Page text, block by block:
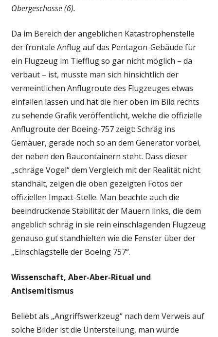
Obergeschosse (6).
Da im Bereich der angeblichen Katastrophenstelle
der frontale Anflug auf das Pentagon-Gebäude für
ein Flugzeug im Tiefflug so gar nicht möglich – da
verbaut – ist, musste man sich hinsichtlich der
vermeintlichen Anflugroute des Flugzeuges etwas
einfallen lassen und hat die hier oben im Bild rechts
zu sehende Grafik veröffentlicht, welche die offizielle
Anflugroute der Boeing-757 zeigt: Schräg ins
Gemäuer, gerade noch so an dem Generator vorbei,
der neben den Baucontainern steht. Dass dieser
„schräge Vogel“ dem Vergleich mit der Realität nicht
standhält, zeigen die oben gezeigten Fotos der
offiziellen Impact-Stelle. Man beachte auch die
beeindruckende Stabilität der Mauern links, die dem
angeblich schräg in sie rein einschlagenden Flugzeug
genauso gut standhielten wie die Fenster über der
„Einschlagstelle der Boeing 757“.
Wissenschaft, Aber-Aber-Ritual und
Antisemitismus
Beliebt als „Angriffswerkzeug“ nach dem Verweis auf
solche Bilder ist die Unterstellung, man würde